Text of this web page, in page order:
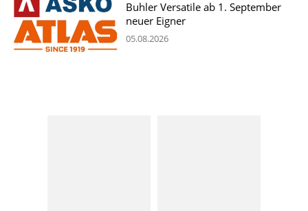
Buhler Versatile ab 1. September
neuer Eigner
05.08.2026